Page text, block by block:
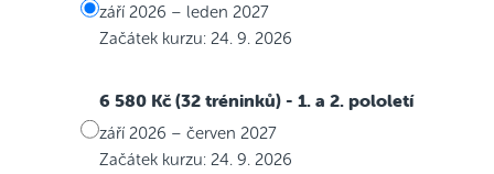
září 2026 – leden 2027
Začátek kurzu: 24. 9. 2026
6 580 Kč (32 tréninků) - 1. a 2. pololetí
září 2026 – červen 2027
Začátek kurzu: 24. 9. 2026